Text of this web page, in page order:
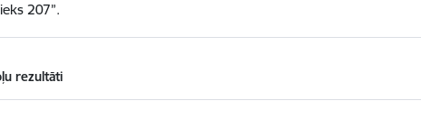
207”.
rezultāti